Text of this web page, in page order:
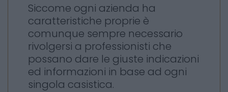
Siccome ogni azienda ha
caratteristiche proprie è
comunque sempre necessario
rivolgersi a professionisti che
possano dare le giuste indicazioni
ed informazioni in base ad ogni
singola casistica.